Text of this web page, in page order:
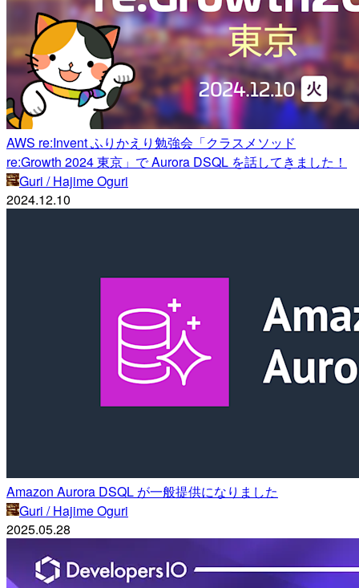
AWS re:Invent ふりかえり勉強会「クラスメソッド
re:Growth 2024 東京」で Aurora DSQL を話してきました！
Guri / Hajime Oguri
2024.12.10
Amazon Aurora DSQL が一般提供になりました
Guri / Hajime Oguri
2025.05.28